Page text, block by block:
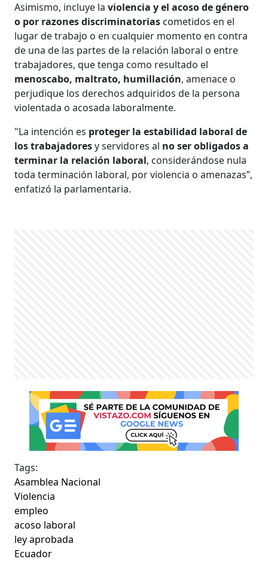
Asimismo, incluye la violencia y el acoso de género
o por razones discriminatorias cometidos en el
lugar de trabajo o en cualquier momento en contra
de una de las partes de la relación laboral o entre
trabajadores, que tenga como resultado el
menoscabo, maltrato, humillación, amenace o
perjudique los derechos adquiridos de la persona
violentada o acosada laboralmente.
"La intención es proteger la estabilidad laboral de
los trabajadoresy servidores al no ser obligados a
terminar la relación laboral, considerándose nula
toda terminación laboral, por violencia o amenazas”,
enfatizó la parlamentaria.
Tags:
Asamblea Nacional
Violencia
empleo
acoso laboral
ley aprobada
Ecuador